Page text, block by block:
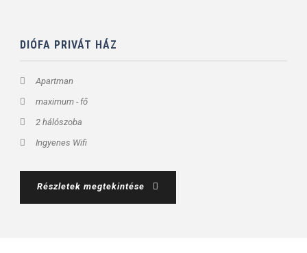
DIÓFA PRIVÁT HÁZ
Apartman
maximum - fő
2 hálószoba
Ingyenes Wifi
Részletek megtekintése